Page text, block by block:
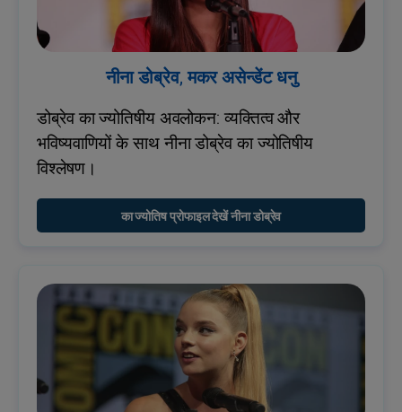
नीना डोब्रेव, मकर असेन्डेंट धनु
डोब्रेव का ज्योतिषीय अवलोकन: व्यक्तित्व और
भविष्यवाणियों के साथ नीना डोब्रेव का ज्योतिषीय
विश्लेषण।
का ज्योतिष प्रोफाइल देखें नीना डोब्रेव